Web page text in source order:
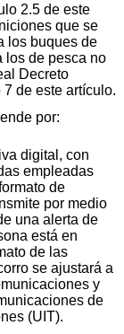
2.5 de este
que se
los buques de
los de pesca no
Decreto
de este artículo.
por:
digital, con
empleadas
de
por medio
una alerta de
está en
de las
se ajustará a
y
de
(UIT).